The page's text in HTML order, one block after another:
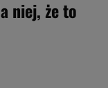
niej, że to